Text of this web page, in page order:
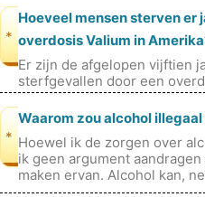
*
Hoeveel mensen sterven er
overdosis Valium in
Er zijn de afgelopen vijftien
sterfgevallen door een
*
Waarom zou alcohol
Hoewel ik de zorgen over
ik geen argument
maken ervan. Alcohol kan,
schadelijk zijn als h